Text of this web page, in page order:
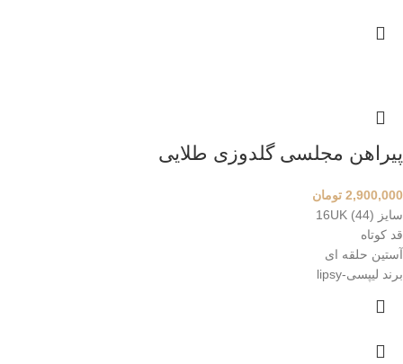
پیراهن مجلسی گلدوزی طلایی
2,900,000 تومان
سایز 16UK (44)
قد کوتاه
آستین حلقه ای
برند لیپسی-lipsy